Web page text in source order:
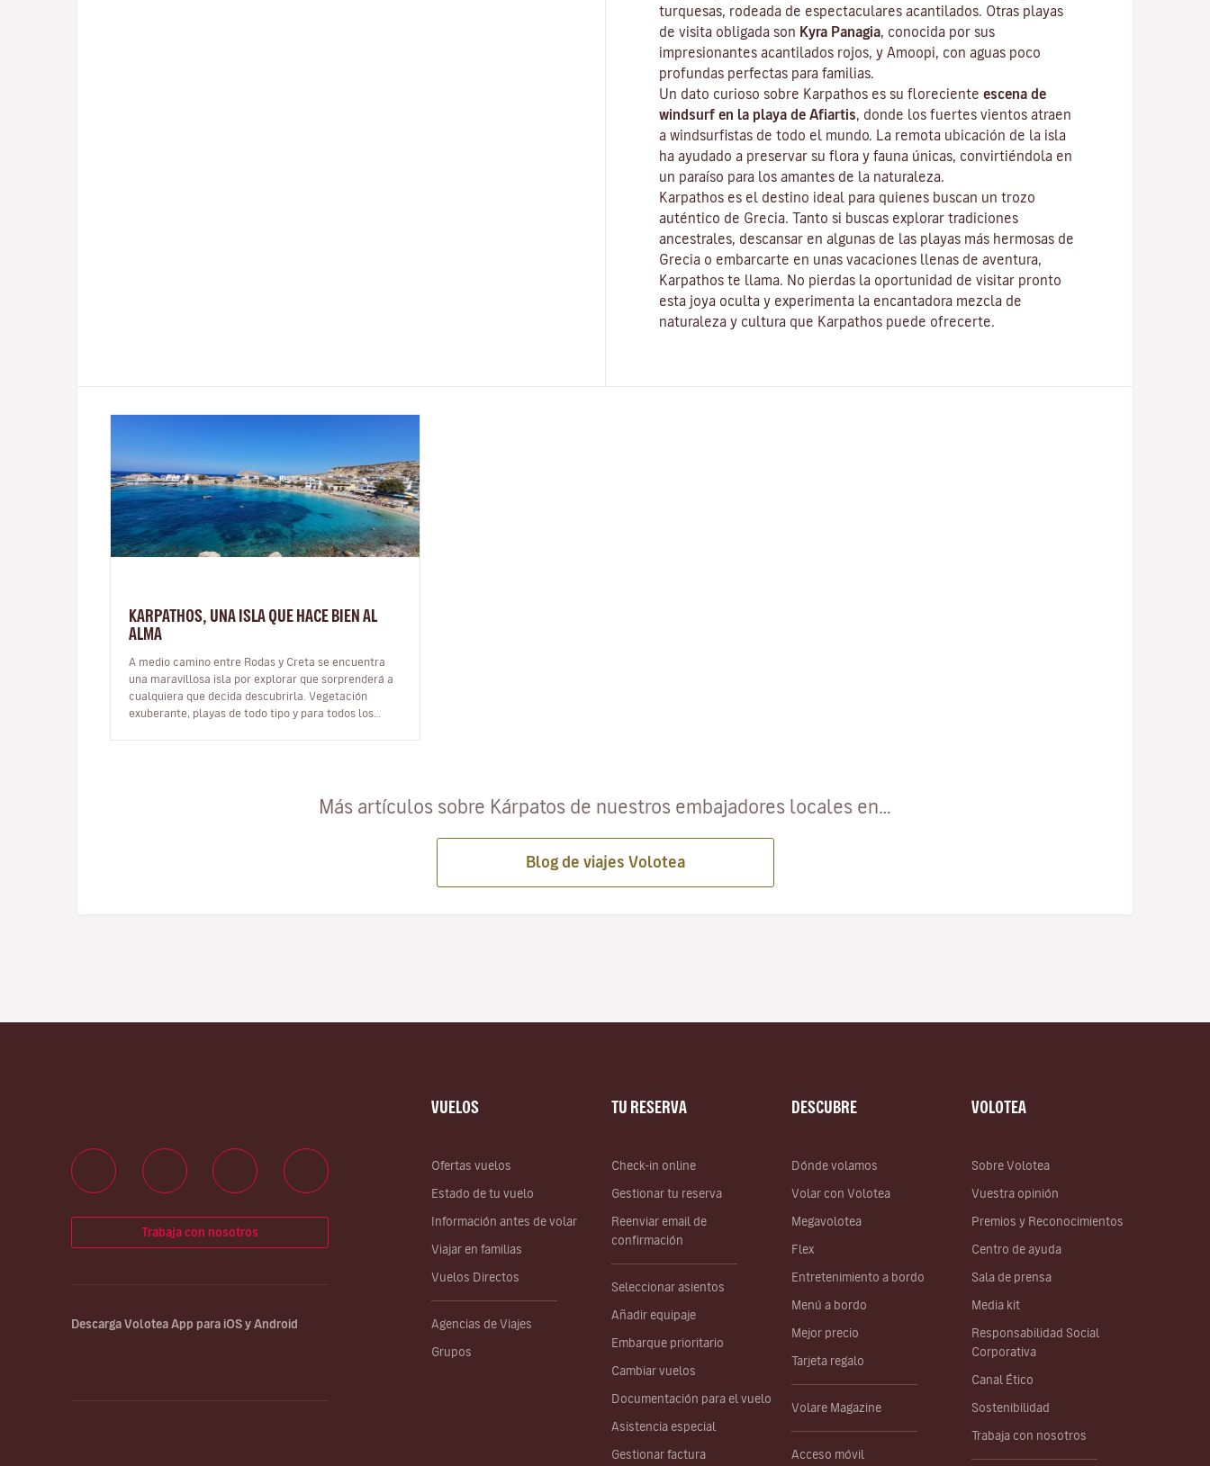
turquesas, rodeada de espectaculares acantilados. Otras playas
de visita obligada son Kyra Panagia , conocida por sus
impresionantes acantilados rojos, y Amoopi, con aguas poco
profundas perfectas para familias.
Un dato curioso sobre Karpathos es su floreciente escena de
windsurf en la playa de Afiartis , donde los fuertes vientos atraen
a windsurfistas de todo el mundo. La remota ubicación de la isla
ha ayudado a preservar su flora y fauna únicas, convirtiéndola en
un paraíso para los amantes de la naturaleza.
Karpathos es el destino ideal para quienes buscan un trozo
auténtico de Grecia. Tanto si buscas explorar tradiciones
ancestrales, descansar en algunas de las playas más hermosas de
Grecia o embarcarte en unas vacaciones llenas de aventura,
Karpathos te llama. No pierdas la oportunidad de visitar pronto
esta joya oculta y experimenta la encantadora mezcla de
naturaleza y cultura que Karpathos puede ofrecerte.
KARPATHOS, UNA ISLA QUE HACE BIEN AL
ALMA
A medio camino entre Rodas y Creta se encuentra
una maravillosa isla por explorar que sorprenderá a
cualquiera que decida descubrirla. Vegetación
exuberante, playas de todo tipo y para todos los
Más artículos sobre Kárpatos de nuestros embajadores locales en…
Blog de viajes Volotea
VUELOS
Ofertas vuelos
Estado de tu vuelo
Información antes de volar
Viajar en familias
Vuelos Directos
Agencias de Viajes
Grupos
TU RESERVA
Check-in online
Gestionar tu reserva
Reenviar email de
confirmación
Seleccionar asientos
Añadir equipaje
Embarque prioritario
Cambiar vuelos
Documentación para el vuelo
Asistencia especial
Gestionar factura
DESCUBRE
Dónde volamos
Volar con Volotea
Megavolotea
Flex
Entretenimiento a bordo
Menú a bordo
Mejor precio
Tarjeta regalo
Volare Magazine
Acceso móvil
VOLOTEA
Sobre Volotea
Vuestra opinión
Premios y Reconocimientos
Centro de ayuda
Sala de prensa
Media kit
Responsabilidad Social
Corporativa
Canal Ético
Sostenibilidad
Trabaja con nosotros
Trabaja con nosotros
Descarga Volotea App para iOS y Android